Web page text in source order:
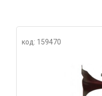
код: 159470